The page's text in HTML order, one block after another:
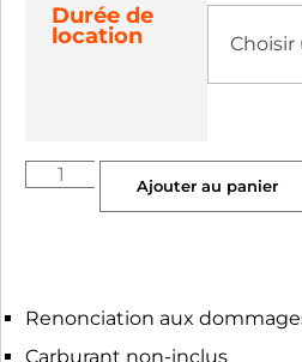
Durée de
location
Ajouter au panier
Renonciation aux
Carburant non-inclus